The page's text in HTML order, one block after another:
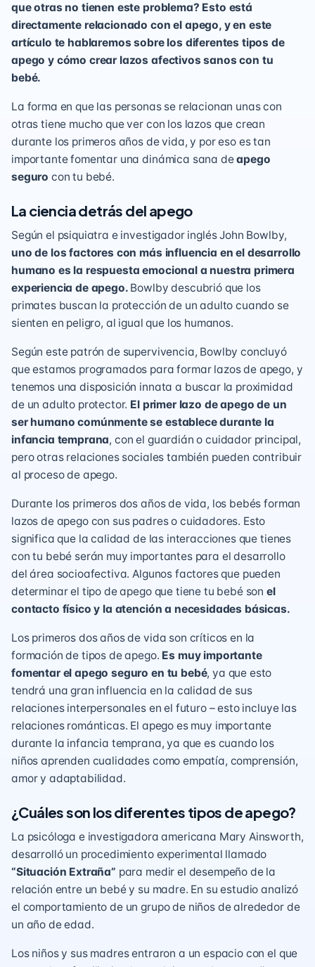
que otras no tienen este problema? Esto está
directamente relacionado con el apego, y en este
artículo te hablaremos sobre los diferentes tipos de
apego y cómo crear lazos afectivos sanos con tu
bebé.
La forma en que las personas se relacionan unas con
otras tiene mucho que ver con los lazos que crean
durante los primeros años de vida, y por eso es tan
importante fomentar una dinámica sana deapego
seguro con tu bebé.
La ciencia detrás del apego
Según el psiquiatra e investigador inglés John Bowlby,
uno de los factores con más influencia en el desarrollo
humano es la respuesta emocional a nuestra primera
experiencia de apego. Bowlby descubrió que los
primates buscan la protección de un adulto cuando se
sienten en peligro, al igual que los humanos.
Según este patrón de supervivencia, Bowlby concluyó
que estamos programados para formar lazos de apego, y
tenemos una disposición innata a buscar la proximidad
de un adulto protector. El primer lazo de apego de un
ser humano comúnmente se establece durante la
infancia temprana, con el guardián o cuidador principal,
pero otras relaciones sociales también pueden contribuir
al proceso de apego.
Durante los primeros dos años de vida, los bebés forman
lazos de apego con sus padres o cuidadores. Esto
significa que la calidad de las interacciones que tienes
con tu bebé serán muy importantes para el desarrollo
del área socioafectiva. Algunos factores que pueden
determinar el tipo de apego que tiene tu bebé son el
contacto físico y la atención a necesidades básicas.
Los primeros dos años de vida son críticos en la
formación de tipos de apego. Es muy importante
fomentar el apego seguro en tu bebé, ya que esto
tendrá una gran influencia en la calidad de sus
relaciones interpersonales en el futuro – esto incluye las
relaciones románticas. El apego es muy importante
durante la infancia temprana, ya que es cuando los
niños aprenden cualidades como empatía, comprensión,
amor y adaptabilidad.
¿Cuáles son los diferentes tipos de apego?
La psicóloga e investigadora americana Mary Ainsworth,
desarrolló un procedimiento experimental llamado
“Situación Extraña” para medir el desempeño de la
relación entre un bebé y su madre. En su estudio analizó
el comportamiento de un grupo de niños de alrededor de
un año de edad.
Los niños y sus madres entraron a un espacio con el que